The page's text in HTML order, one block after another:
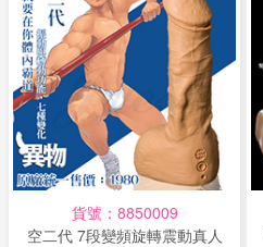
明
貨號：8850009
空二代 7段變頻旋轉震動真人